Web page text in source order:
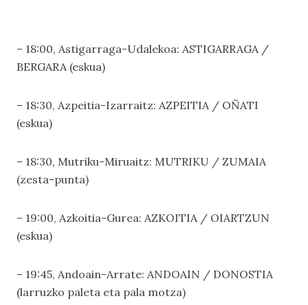
– 18:00, Astigarraga-Udalekoa: ASTIGARRAGA /
BERGARA (eskua)
– 18:30, Azpeitia-Izarraitz: AZPEITIA / OÑATI
(eskua)
– 18:30, Mutriku-Miruaitz: MUTRIKU / ZUMAIA
(zesta-punta)
– 19:00, Azkoitia-Gurea: AZKOITIA / OIARTZUN
(eskua)
– 19:45, Andoain-Arrate: ANDOAIN / DONOSTIA
(larruzko paleta eta pala motza)